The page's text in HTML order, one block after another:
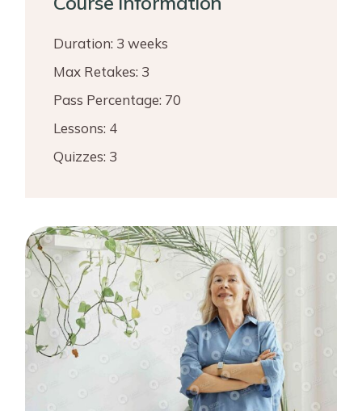
Duration: 3 weeks
Max Retakes: 3
Pass Percentage: 70
Lessons: 4
Quizzes: 3